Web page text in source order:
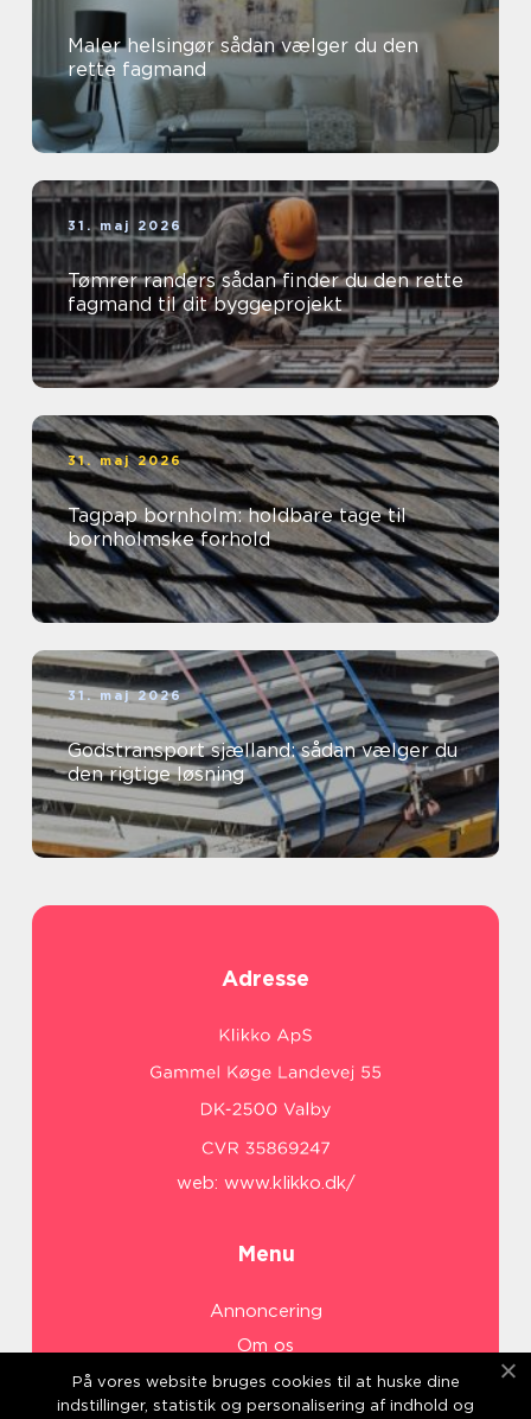
Maler helsingør sådan vælger du den
rette fagmand
31. maj 2026
Tømrer randers sådan finder du den rette
fagmand til dit byggeprojekt
31. maj 2026
Tagpap bornholm: holdbare tage til
bornholmske forhold
31. maj 2026
Godstransport sjælland: sådan vælger du
den rigtige løsning
Adresse
web: www.klikko.dk/
Menu
Annoncering
Om os
Cookies
Kontakt os
På vores website bruges cookies til at huske dine
indstillinger, statistik og personalisering af indhold og